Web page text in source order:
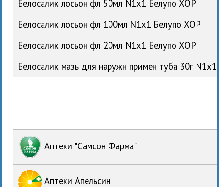
Белосалик лосьон фл 50мл N1x1 Белупо ХОР
Белосалик лосьон фл 100мл N1x1 Белупо ХОР
Белосалик лосьон фл 20мл N1x1 Белупо ХОР
Белосалик мазь для наружн примен туба 30г
Аптеки "Самсон Фарма"
Аптеки Апельсин